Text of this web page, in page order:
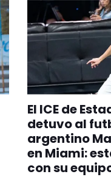
El ICE de
detuvo al
argentino
en Miami:
con su